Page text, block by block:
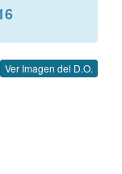
Ver Imagen del D.O.